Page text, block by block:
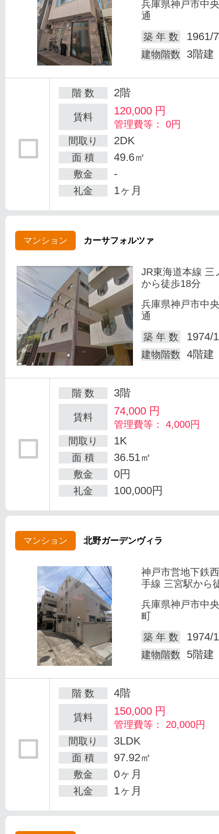
兵庫県神戸市中
通
築 年 数
1961/
建物階数 3階建
階 数 2階
賃料 120,000 円
管理費等： 0円
間取り
2DK
面 積 49.6㎡
敷金 -
礼金 1ヶ月
マンション カーサフォルツァ
JR東海道本線 三
から徒歩18分
兵庫県神戸市中
通
築 年 数
1974/
建物階数 4階建
階 数 3階
賃料 74,000 円
管理費等： 4,000円
間取り
1K
面 積 36.51㎡
敷金 0円
礼金 100,000円
マンション 北野ガーデンヴィラ
神戸市営地下鉄
手線 三宮駅から
兵庫県神戸市中
町
築 年 数
1974/
建物階数 5階建
階 数 4階
賃料 150,000 円
管理費等： 20,000円
間取り
3LDK
面 積 97.92㎡
敷金 0ヶ月
礼金 1ヶ月